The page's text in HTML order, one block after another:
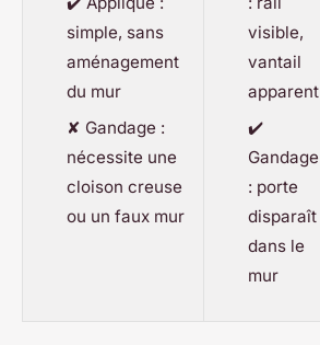
simple, sans
aménagement
du mur
✘ Gandage :
nécessite une
cloison creuse
ou un faux mur
visible,
vantail
apparent
✔️
Gandage
: porte
disparaît
dans le
mur